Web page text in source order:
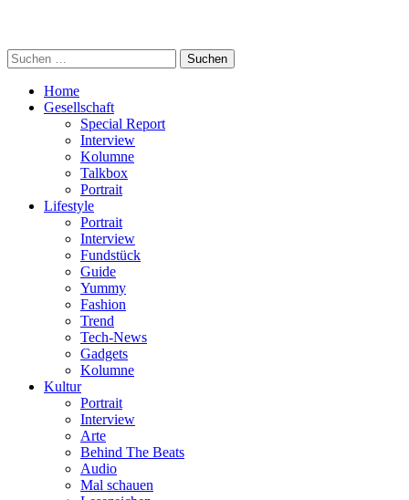
Suchen
nach:
Home
Gesellschaft
Special Report
Interview
Kolumne
Talkbox
Portrait
Lifestyle
Portrait
Interview
Fundstück
Guide
Yummy
Fashion
Trend
Tech-News
Gadgets
Kolumne
Kultur
Portrait
Interview
Arte
Behind The Beats
Audio
Mal schauen